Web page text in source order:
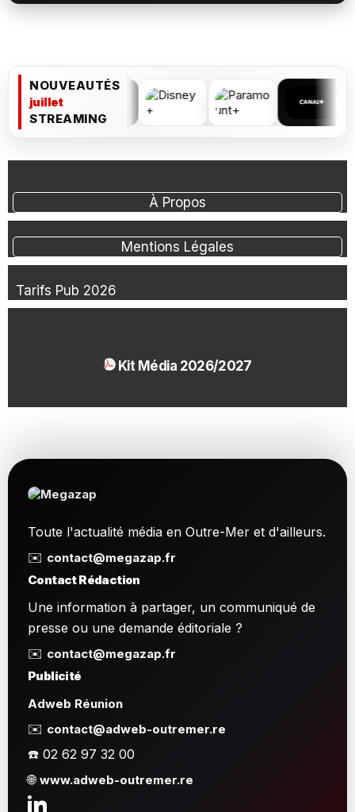
NOUVEAUTÉS
juillet
STREAMING
À Propos
Mentions Légales
Tarifs Pub 2026
Kit Média 2026/2027
Toute l'actualité média en Outre-Mer et d'ailleurs.
✉️ contact@megazap.fr
Contact Rédaction
Une information à partager, un communiqué de
presse ou une demande éditoriale ?
✉️ contact@megazap.fr
Publicité
Adweb Réunion
✉️ contact@adweb-outremer.re
☎️ 02 62 97 32 00
🌐www.adweb-outremer.re